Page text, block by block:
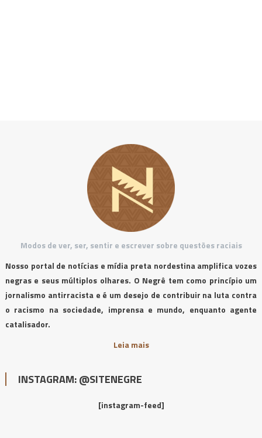
Modos de ver, ser, sentir e escrever sobre questões raciais
Nosso portal de notícias e mídia preta nordestina amplifica vozes
negras e seus múltiplos olhares. O Negrê tem como princípio um
jornalismo antirracista e é um desejo de contribuir na luta contra
o racismo na sociedade, imprensa e mundo, enquanto agente
catalisador.
Leia mais
INSTAGRAM: @SITENEGRE
[instagram-feed]